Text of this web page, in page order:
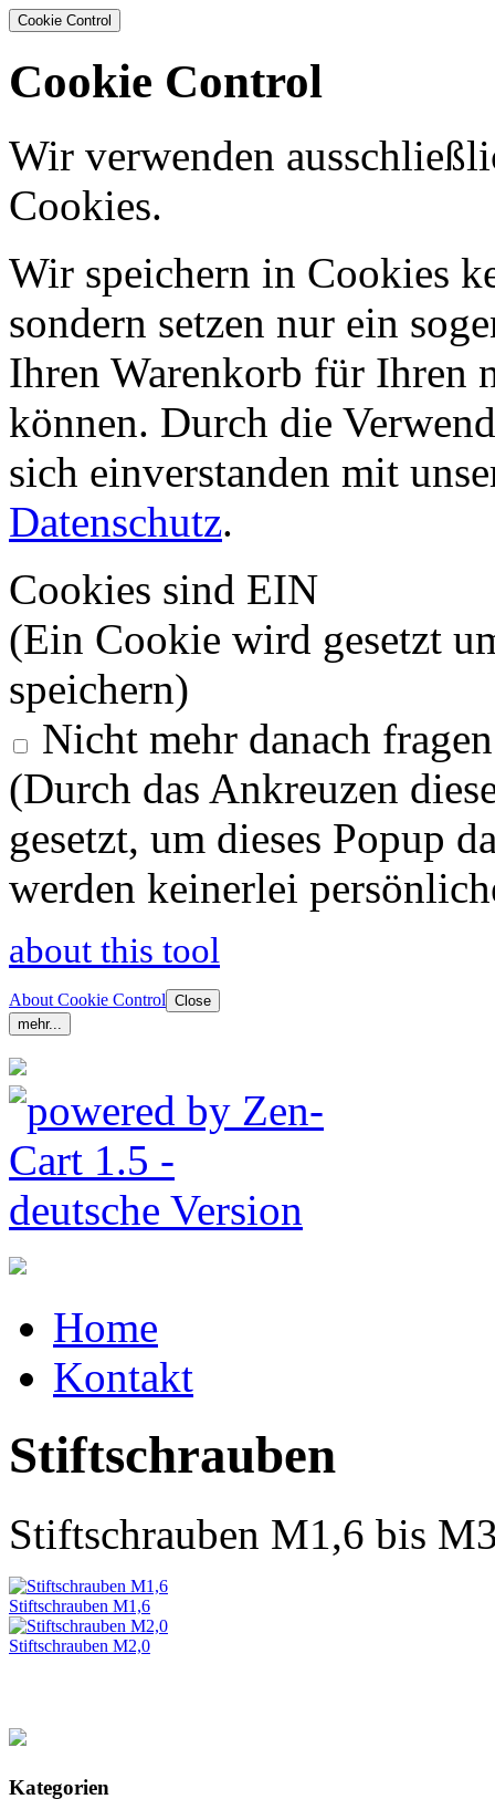
Cookie Control
Cookie Control
Wir verwenden
Cookies.
Wir speichern in Cookies
sondern setzen nur ein
Ihren Warenkorb für Ihren
können. Durch die
sich einverstanden mit
Datenschutz.
Cookies sind EIN
(Ein Cookie wird gesetzt
speichern)
Nicht mehr danach fragen
(Durch das Ankreuzen
gesetzt, um dieses Popup
werden keinerlei
about this tool
About Cookie Control Close
mehr...
Home
Kontakt
Stiftschrauben
Stiftschrauben M1,6 bis
Stiftschrauben M1,6
Stiftschrauben M2,0
Kategorien